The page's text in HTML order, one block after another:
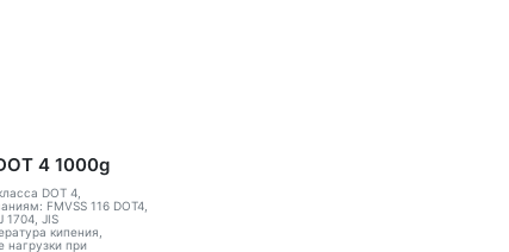
4 1000g
DOT 4,
FMVSS 116 DOT4,
1704, JIS
кипения,
нагрузки при